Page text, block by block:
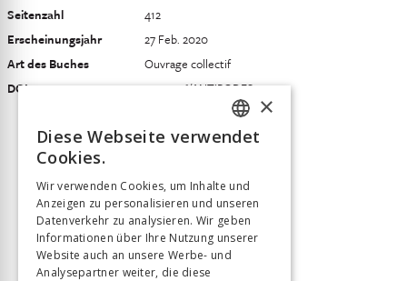
Seitenzahl
412
Erscheinungsjahr
27 Feb. 2020
Art des Buches
Ouvrage collectif
DOI
10.33056/ANTIPODES.11551
FRENCH
ITALIAN
×
Diese Webseite verwendet
Cookies.
Wir verwenden Cookies, um Inhalte und
Anzeigen zu personalisieren und unseren
Datenverkehr zu analysieren. Wir geben
Informationen über Ihre Nutzung unserer
Website auch an unsere Werbe- und
Analysepartner weiter, die diese